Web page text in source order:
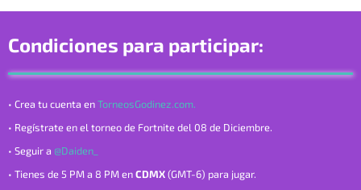
Condiciones para participar:
• Crea tu cuenta enTorneosGodinez.com.
• Regístrate en el torneo de Fortnite del 08 de Diciembre.
• Seguir a @Daiden_
• Tienes de 5 PM a 8 PM enCDMX(GMT-6) para jugar.